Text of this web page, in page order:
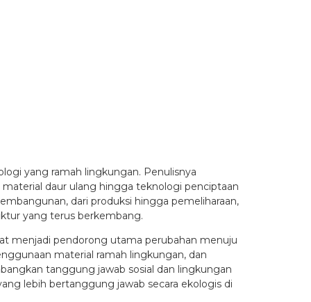
yang ramah lingkungan. Penulisnya
daur ulang hingga teknologi penciptaan
dari produksi hingga pemeliharaan,
yang terus berkembang.
menjadi pendorong utama perubahan menuju
material ramah lingkungan, dan
tanggung jawab sosial dan lingkungan
lebih bertanggung jawab secara ekologis di